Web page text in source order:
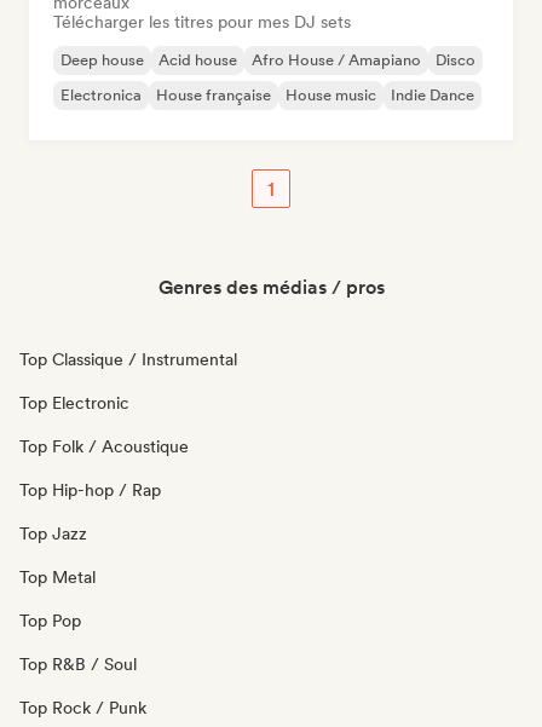
Télécharger les titres pour mes DJ sets
Deep house Acid house Afro House / Amapiano
Disco
Electronica
House française House music Indie Dance
1
Genres des médias / pros
Top Classique / Instrumental
Top Electronic
Top Folk / Acoustique
Top Hip-hop / Rap
Top Jazz
Top Metal
Top Pop
Top R&B / Soul
Top Rock / Punk